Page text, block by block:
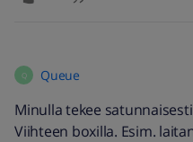
Q Queue
Minulla tekee
Viihteen boxilla. Esim.